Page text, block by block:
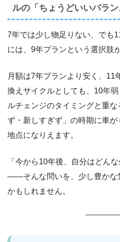
ルの「ちょうどいいバラン
7年では少し物足りない、でも
には、9年プランという選択肢
月額は7年プランより安く、11
換えサイクルとしても、10年
ルチェンジのタイミングと重
ず・新しすぎず」の時期に車
地点になりえます。
「今から10年後、自分はどん
――そんな問いを、少し豊かな
かもしれません。